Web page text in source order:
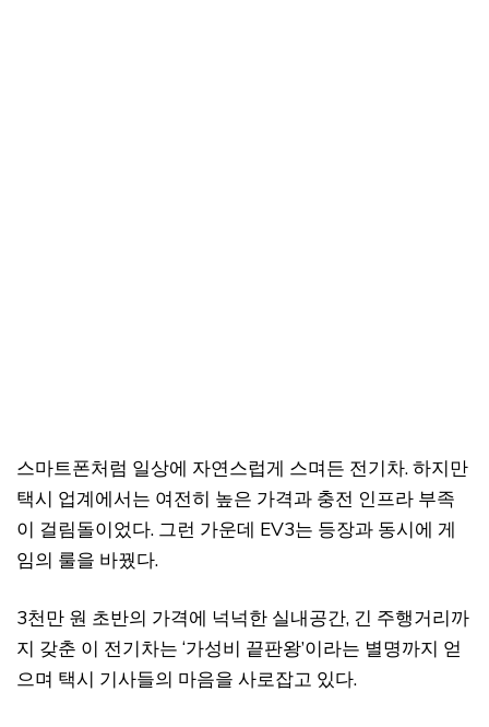
스마트폰처럼 일상에 자연스럽게 스며든 전기차. 하지만
택시 업계에서는 여전히 높은 가격과 충전 인프라 부족
이 걸림돌이었다. 그런 가운데 EV3는 등장과 동시에 게
임의 룰을 바꿨다.
3천만 원 초반의 가격에 넉넉한 실내공간, 긴 주행거리까
지 갖춘 이 전기차는 ‘가성비 끝판왕’이라는 별명까지 얻
으며 택시 기사들의 마음을 사로잡고 있다.